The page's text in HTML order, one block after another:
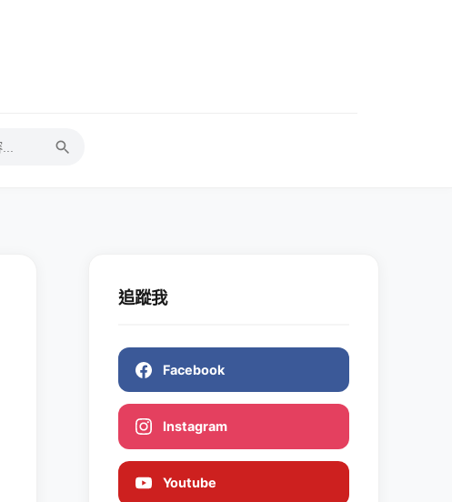
追蹤我
Facebook
Instagram
Youtube